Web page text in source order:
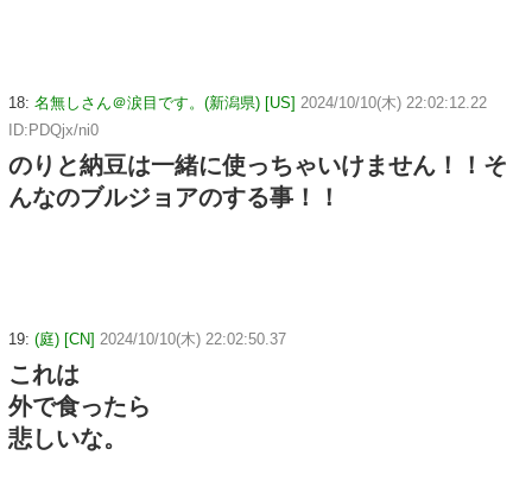
18: 名無しさん＠涙目です。(新潟県) [US] 2024/10/10(木) 22:02:12.22
ID:PDQjx/ni0
のりと納豆は一緒に使っちゃいけません！！そ
んなのブルジョアのする事！！
19: (庭) [CN] 2024/10/10(木) 22:02:50.37
これは
外で食ったら
悲しいな。